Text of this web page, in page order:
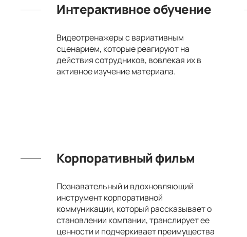
Интерактивное обучение
Видеотренажеры с вариативным
сценарием, которые реагируют на
действия сотрудников, вовлекая их в
активное изучение материала.
Корпоративный фильм
Познавательный и вдохновляющий
инструмент корпоративной
коммуникации, который рассказывает о
становлении компании, транслирует ее
ценности и подчеркивает преимущества